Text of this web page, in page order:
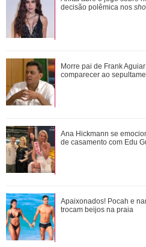
trocam beijos na praia
Morre pai de Frank
comparecer ao
Pyong Lee e Natália
ensaio na neve: Presente
Bruna Biancardi vai
prepara festa junina fora
decisão polêmica nos
Morre pai de Frank
comparecer ao
Ana Hickmann se
de casamento com Edu
Apaixonados! Pocah e
trocam beijos na praia